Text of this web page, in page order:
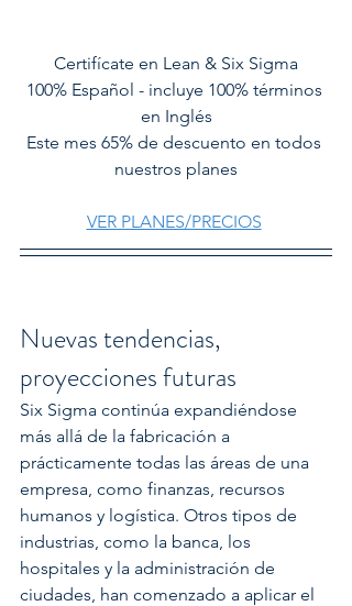
Certifícate en Lean & Six Sigma
100% Español - incluye 100% términos
en Inglés
Este mes 65% de descuento en todos
nuestros planes
VER PLANES/PRECIOS
Nuevas tendencias,
proyecciones futuras
Six Sigma continúa expandiéndose
más allá de la fabricación a
prácticamente todas las áreas de una
empresa, como finanzas, recursos
humanos y logística. Otros tipos de
industrias, como la banca, los
hospitales y la administración de
ciudades, han comenzado a aplicar el